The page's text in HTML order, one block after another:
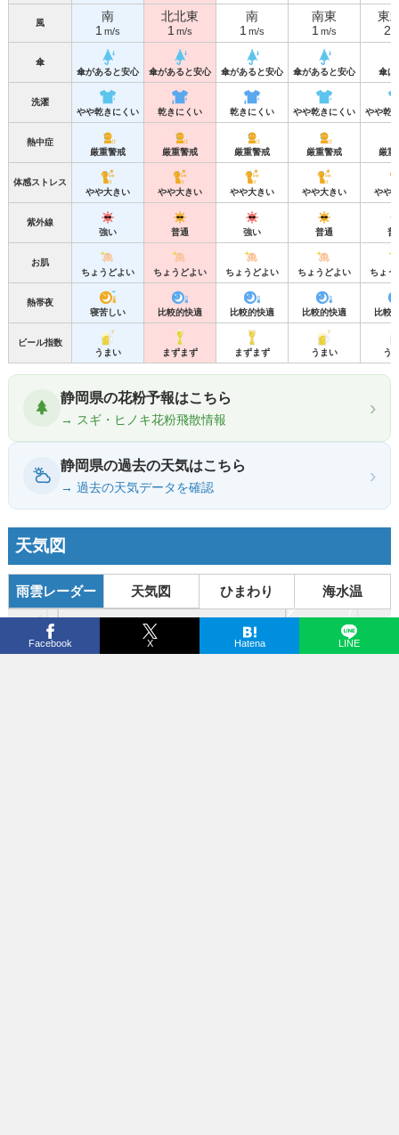
風
南
1 m/s
北北東
1 m/s
南
1 m/s
南東
1 m/s
東
2
傘
傘があると安心
傘があると安心 傘があると安心 傘があると安心 傘は
洗濯
やや乾きにくい
乾きにくい 乾きにくい やや乾きにくい やや乾
熱中症
厳重警戒
厳重警戒 厳重警戒 厳重警戒 厳重
体感ストレス
やや大きい
やや大きい やや大きい やや大きい やや
紫外線
強い
普通 強い 普通 普
お肌
ちょうどよい
ちょうどよい ちょうどよい ちょうどよい ちょう
熱帯夜
寝苦しい
比較的快適 比較的快適 比較的快適 比較
ビール指数
うまい
まずまず まずまず うまい う
静岡県の花粉予報はこちら
→ スギ・ヒノキ花粉飛散情報
›
静岡県の過去の天気はこちら
→ 過去の天気データを確認
›
天気図
雨雲レーダー 天気図 ひまわり 海水温
−
Facebook X Hatena LINE